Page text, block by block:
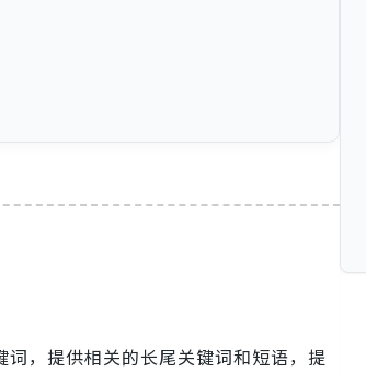
，提供相关的长尾关键词和短语，提